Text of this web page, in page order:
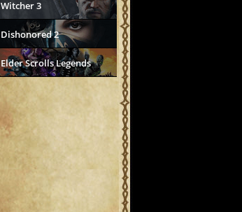
Witcher 3
Dishonored 2
Elder Scrolls Legends